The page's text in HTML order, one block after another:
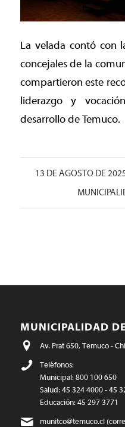
La velada contó con
concejales de la
compartieron este
liderazgo y
desarrollo de Temuco.
13 DE AGOSTO DE
/
MUNICIPALIDAD
Av. Prat 650, Temuco -
Teléfonos:
Municipal: 800 100 650
Salud: 45 324 4000 - 45
Educación: 45 297 3771
munitco@temuco.cl